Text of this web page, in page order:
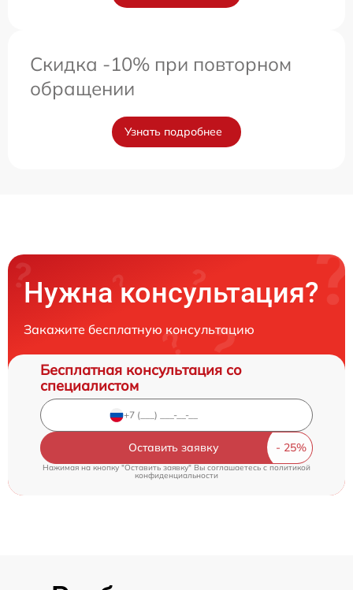
Скидка -10% при повторном
обращении
Узнать подробнее
Нужна консультация?
Закажите бесплатную консультацию
Бесплатная консультация со
специалистом
Оставить заявку
Нажимая на кнопку "Оставить заявку" Вы соглашаетесь cполитикой
конфиденциальности